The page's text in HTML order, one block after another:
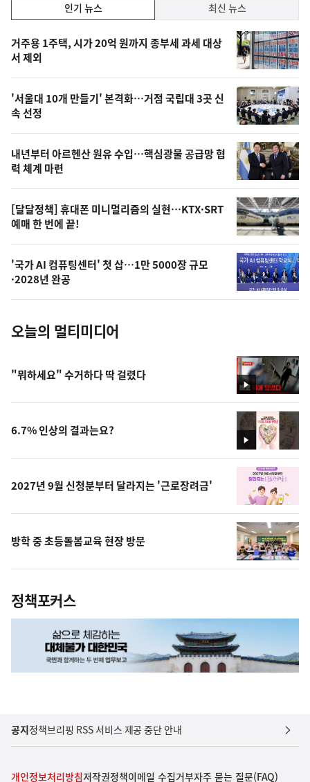
기,
최
신,
오
늘
의
영
상
오
늘
의
사
진
인기 뉴스 최신 뉴스
기
뉴
스
거주용 1주택, 시가 20억 원까지 종부세 과세 대상
서 제외
'서울대 10개 만들기' 본격화…거점 국립대 3곳 신
속 선정
내년부터 아르헨산 원유 수입…핵심광물 공급망 협
력 체계 마련
[달달정책] 휴대폰 미니멀리즘의 실현…KTX·SRT
예매 한 번에 끝!
'국가 AI 컴퓨팅센터' 첫 삽…1만 5000장 규모
·2028년 완공
오늘의 멀티미디어
영
상
"뭐하세요" 수거하다 딱 걸렸다
영
상
6.7% 인상의 결과는요?
2027년 9월 신청분부터 달라지는 '근로장려금'
방학 중 초등돌봄교육 현장 방문
정책포커스
공지정책브리핑 RSS 서비스 제공 중단 안내
개인정보처리방침저작권정책이메일 수집거부자주 묻는 질문(FAQ)